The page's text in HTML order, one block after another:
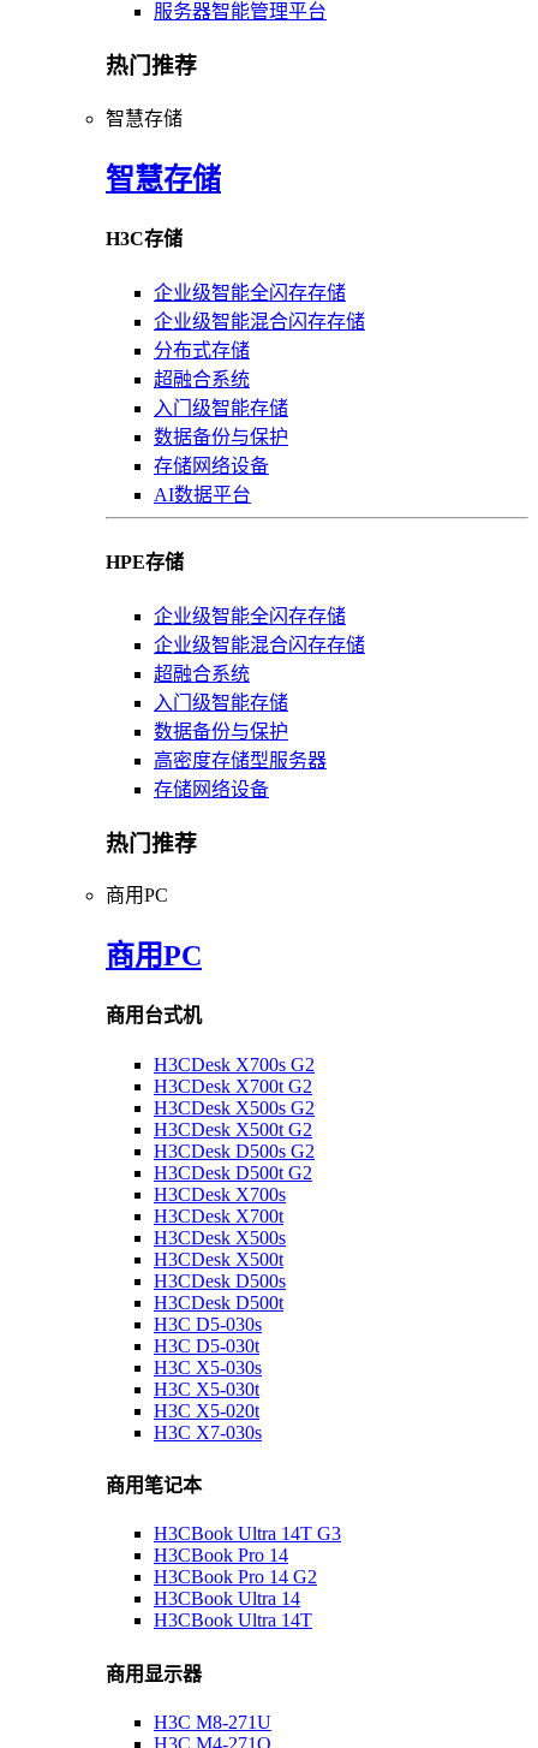
服务器智能管理平台
热门推荐
智慧存储
智慧存储
H3C存储
企业级智能全闪存存储
企业级智能混合闪存存储
分布式存储
超融合系统
入门级智能存储
数据备份与保护
存储网络设备
AI数据平台
HPE存储
企业级智能全闪存存储
企业级智能混合闪存存储
超融合系统
入门级智能存储
数据备份与保护
高密度存储型服务器
存储网络设备
热门推荐
商用PC
商用PC
商用台式机
H3CDesk X700s G2
H3CDesk X700t G2
H3CDesk X500s G2
H3CDesk X500t G2
H3CDesk D500s G2
H3CDesk D500t G2
H3CDesk X700s
H3CDesk X700t
H3CDesk X500s
H3CDesk X500t
H3CDesk D500s
H3CDesk D500t
H3C D5-030s
H3C D5-030t
H3C X5-030s
H3C X5-030t
H3C X5-020t
H3C X7-030s
商用笔记本
H3CBook Ultra 14T G3
H3CBook Pro 14
H3CBook Pro 14 G2
H3CBook Ultra 14
H3CBook Ultra 14T
商用显示器
H3C M8-271U
H3C M4-271Q